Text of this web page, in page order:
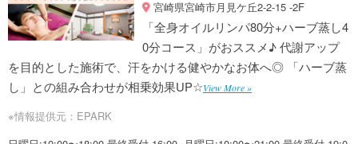
宮崎県宮崎市月見ケ丘2-2-15 -2F
「全身オイルリンパ80分+ハーブ蒸し4
0分コース」がおススメ♪ 代謝アップ
を目的とした施術で、汗をかける健やかなお体へ◎ 「ハーブ蒸
し」との組み合わせが相乗効果UP☆View More »
※情報提供元：EPARK